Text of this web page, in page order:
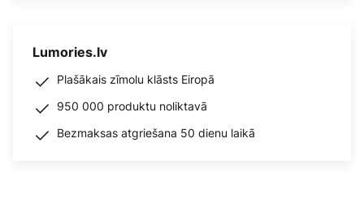
Lumories.lv
Plašākais zīmolu klāsts Eiropā
950 000 produktu noliktavā
Bezmaksas atgriešana 50 dienu laikā